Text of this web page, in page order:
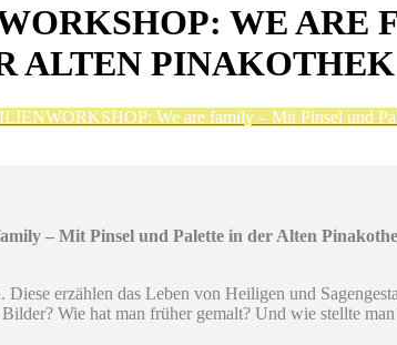
WE ARE
ALTEN
We are family – Mit Pinsel und
– Mit Pinsel und Palette in der Alten
erzählen das Leben von Heiligen und
Wie hat man früher gemalt? Und wie stellte